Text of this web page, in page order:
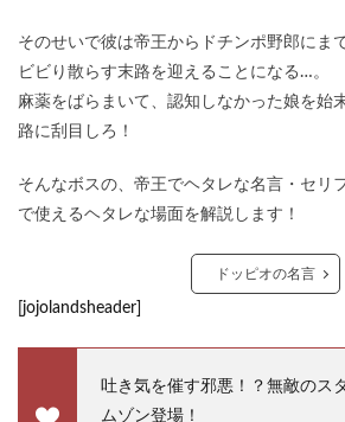
そのせいで彼は帝王からドチンポ野郎にま
ビビり散らす末路を迎えることになる…。
麻薬をばらまいて、認知しなかった娘を始
路に刮目しろ！
そんなボスの、帝王でヘタレな名言・セリ
で使えるヘタレな場面を解説します！
ドッピオの名言
[jojolandsheader]
吐き気を催す邪悪！？無敵のス
ムゾン登場！